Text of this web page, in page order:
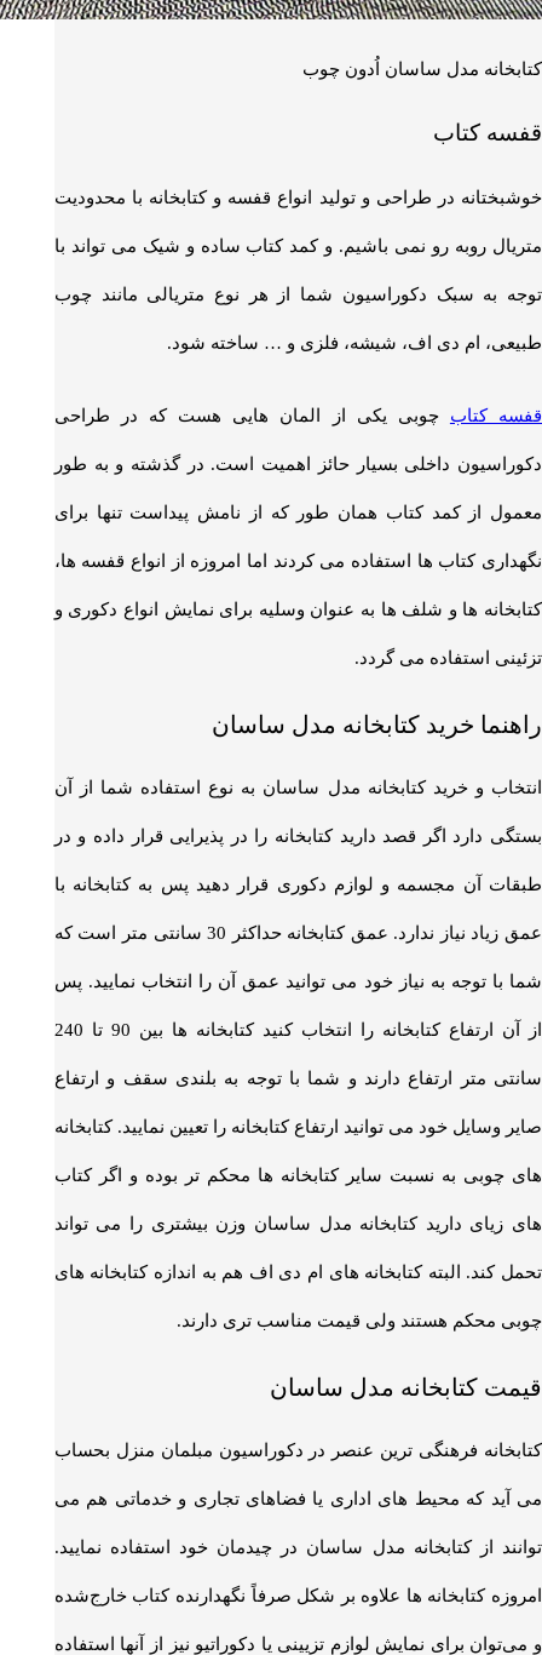
کتابخانه مدل ساسان اُدون چوب
قفسه کتاب
خوشبختانه در طراحی و تولید انواع قفسه و کتابخانه با محدودیت
متریال روبه رو نمی باشیم. و کمد کتاب ساده و شیک می تواند با
توجه به سبک دکوراسیون شما از هر نوع متریالی مانند چوب
طبیعی، ام دی اف، شیشه، فلزی و … ساخته شود.
قفسه کتاب چوبی یکی از المان هایی هست که در طراحی
دکوراسیون داخلی بسیار حائز اهمیت است. در گذشته و به طور
معمول از کمد کتاب همان طور که از نامش پیداست تنها برای
نگهداری کتاب ها استفاده می کردند اما امروزه از انواع قفسه ها،
کتابخانه ها و شلف ها به عنوان وسلیه برای نمایش انواع دکوری و
تزئینی استفاده می گردد.
راهنما خرید کتابخانه مدل ساسان
انتخاب و خرید کتابخانه مدل ساسان به نوع استفاده شما از آن
بستگی دارد اگر قصد دارید کتابخانه را در پذیرایی قرار داده و در
طبقات آن مجسمه و لوازم دکوری قرار دهید پس به کتابخانه با
عمق زیاد نیاز ندارد. عمق کتابخانه حداکثر 30 سانتی متر است که
شما با توجه به نیاز خود می توانید عمق آن را انتخاب نمایید. پس
از آن ارتفاع کتابخانه را انتخاب کنید کتابخانه ها بین 90 تا 240
سانتی متر ارتفاع دارند و شما با توجه به بلندی سقف و ارتفاع
صایر وسایل خود می توانید ارتفاع کتابخانه را تعیین نمایید. کتابخانه
های چوبی به نسبت سایر کتابخانه ها محکم تر بوده و اگر کتاب
های زیای دارید کتابخانه مدل ساسان وزن بیشتری را می تواند
تحمل کند. البته کتابخانه های ام دی اف هم به اندازه کتابخانه های
چوبی محکم هستند ولی قیمت مناسب تری دارند.
قیمت کتابخانه مدل ساسان
کتابخانه فرهنگی ترین عنصر در دکوراسیون مبلمان منزل بحساب
می آید که محیط های اداری یا فضاهای تجاری و خدماتی هم می
توانند از کتابخانه مدل ساسان در چیدمان خود استفاده نمایید.
امروزه کتابخانه ها علاوه بر شکل صرفاً نگهدارنده کتاب خارج‌شده
و می‌توان برای نمایش لوازم تزیینی یا دکوراتیو نیز از آنها استفاده